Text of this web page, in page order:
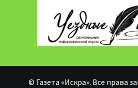
© Газета «Искра». Все права